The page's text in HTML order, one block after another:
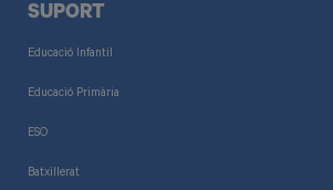
SUPORT
Educació Infantil
Educació Primària
ESO
Batxillerat